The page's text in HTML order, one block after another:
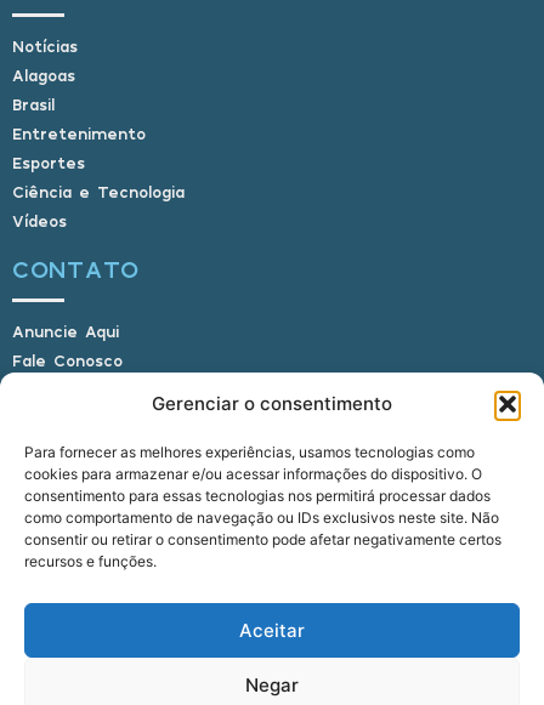
Gerenciar o consentimento
Para fornecer as melhores experiências, usamos tecnologias como
cookies para armazenar e/ou acessar informações do dispositivo. O
consentimento para essas tecnologias nos permitirá processar dados
como comportamento de navegação ou IDs exclusivos neste site. Não
consentir ou retirar o consentimento pode afetar negativamente certos
recursos e funções.
Aceitar
Negar
Notícias
Alagoas
Brasil
Entretenimento
Esportes
Ciência e Tecnologia
Vídeos
CONTATO
Anuncie Aqui
Fale Conosco
E-mail: alagoasbrasilnoticias@gmail.com
Telefone: (82) 9 9691-0391 (Whatsapp)
Responsável Técnico: Crysthyan Carlos
Rua do Sau - Centro - Anadia - AL - CEP:
© 2022 - 2026 Alagoas Brasil Notícias. Todos os
direitos reservados.